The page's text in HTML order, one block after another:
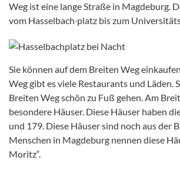
Weg ist eine lange Straße in Magdeburg.
vom Hasselbach∙platz bis zum
Sie können auf dem Breiten Weg
Weg gibt es viele Restaurants und Läden.
Breiten Weg schön zu Fuß gehen. Am
besondere Häuser. Diese Häuser haben
und 179. Diese Häuser sind noch aus der
Menschen in Magdeburg nennen diese
Moritz“.